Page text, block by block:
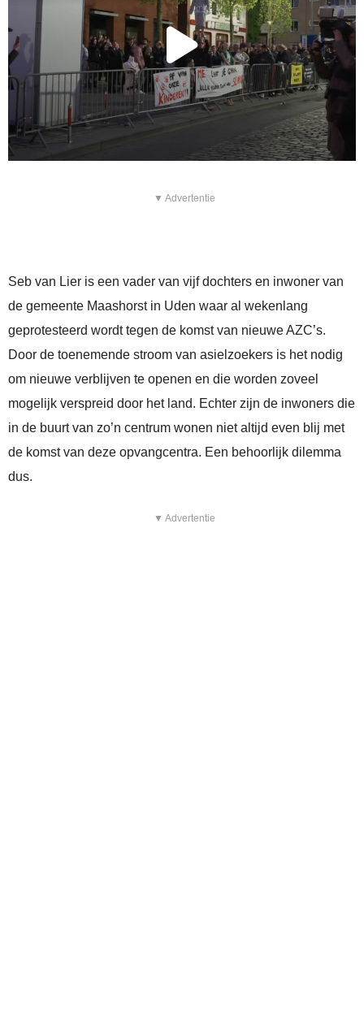
▼ Advertentie
Seb van Lier is een vader van vijf dochters en inwoner van
de gemeente Maashorst in Uden waar al wekenlang
geprotesteerd wordt tegen de komst van nieuwe AZC’s.
Door de toenemende stroom van asielzoekers is het nodig
om nieuwe verblijven te openen en die worden zoveel
mogelijk verspreid door het land. Echter zijn de inwoners die
in de buurt van zo’n centrum wonen niet altijd even blij met
de komst van deze opvangcentra. Een behoorlijk dilemma
dus.
▼ Advertentie